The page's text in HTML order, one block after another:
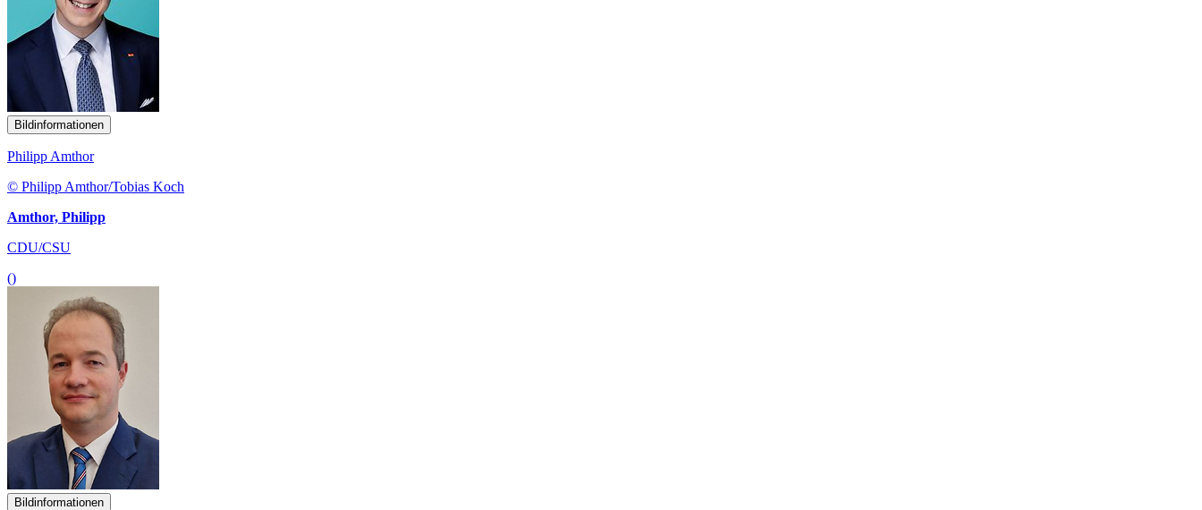
Bildinformationen
Philipp Amthor
© Philipp Amthor/Tobias Koch
Amthor, Philipp
CDU/CSU
()
Bildinformationen